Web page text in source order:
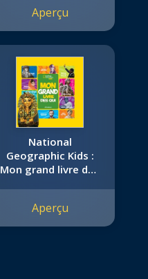
Aperçu
National
Geographic Kids :
Mon grand livre des
Aperçu